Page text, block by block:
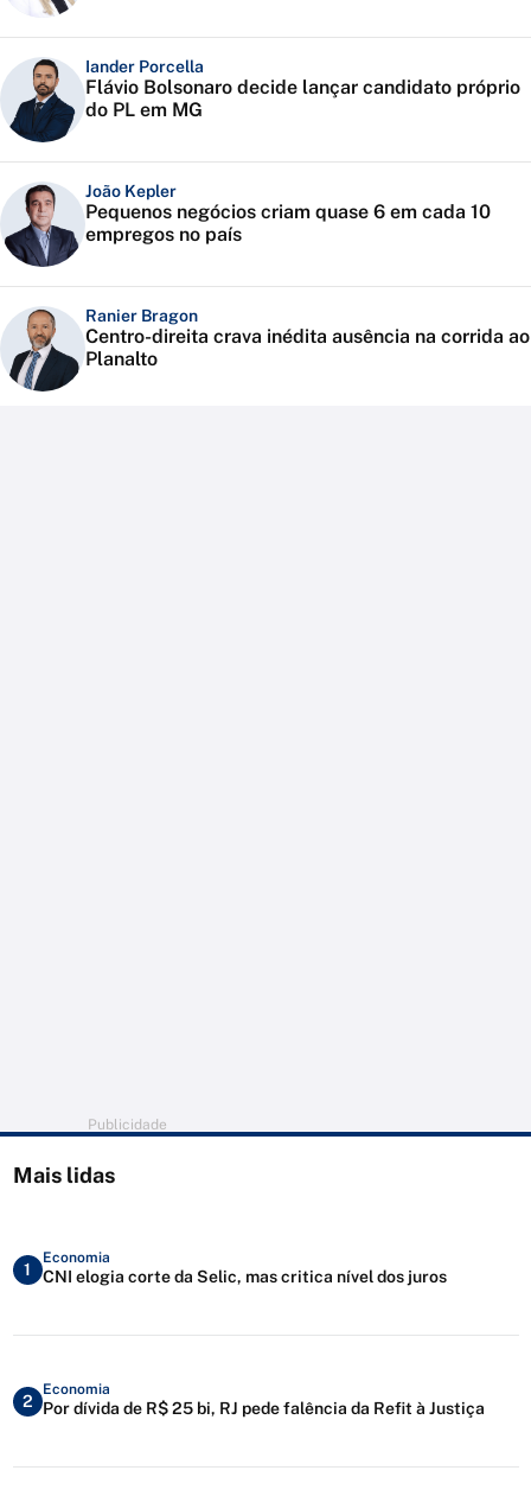
Iander Porcella
Flávio Bolsonaro decide lançar candidato próprio
do PL em MG
João Kepler
Pequenos negócios criam quase 6 em cada 10
empregos no país
Ranier Bragon
Centro-direita crava inédita ausência na corrida ao
Planalto
Publicidade
Mais lidas
1
Economia
CNI elogia corte da Selic, mas critica nível dos juros
2
Economia
Por dívida de R$ 25 bi, RJ pede falência da Refit à Justiça